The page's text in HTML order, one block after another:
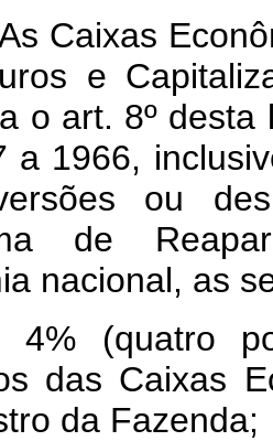
Caixas
e
o art. 8º
a 1966,
ou
de
nacional, as
(quatro
das Caixas
da Fazenda;